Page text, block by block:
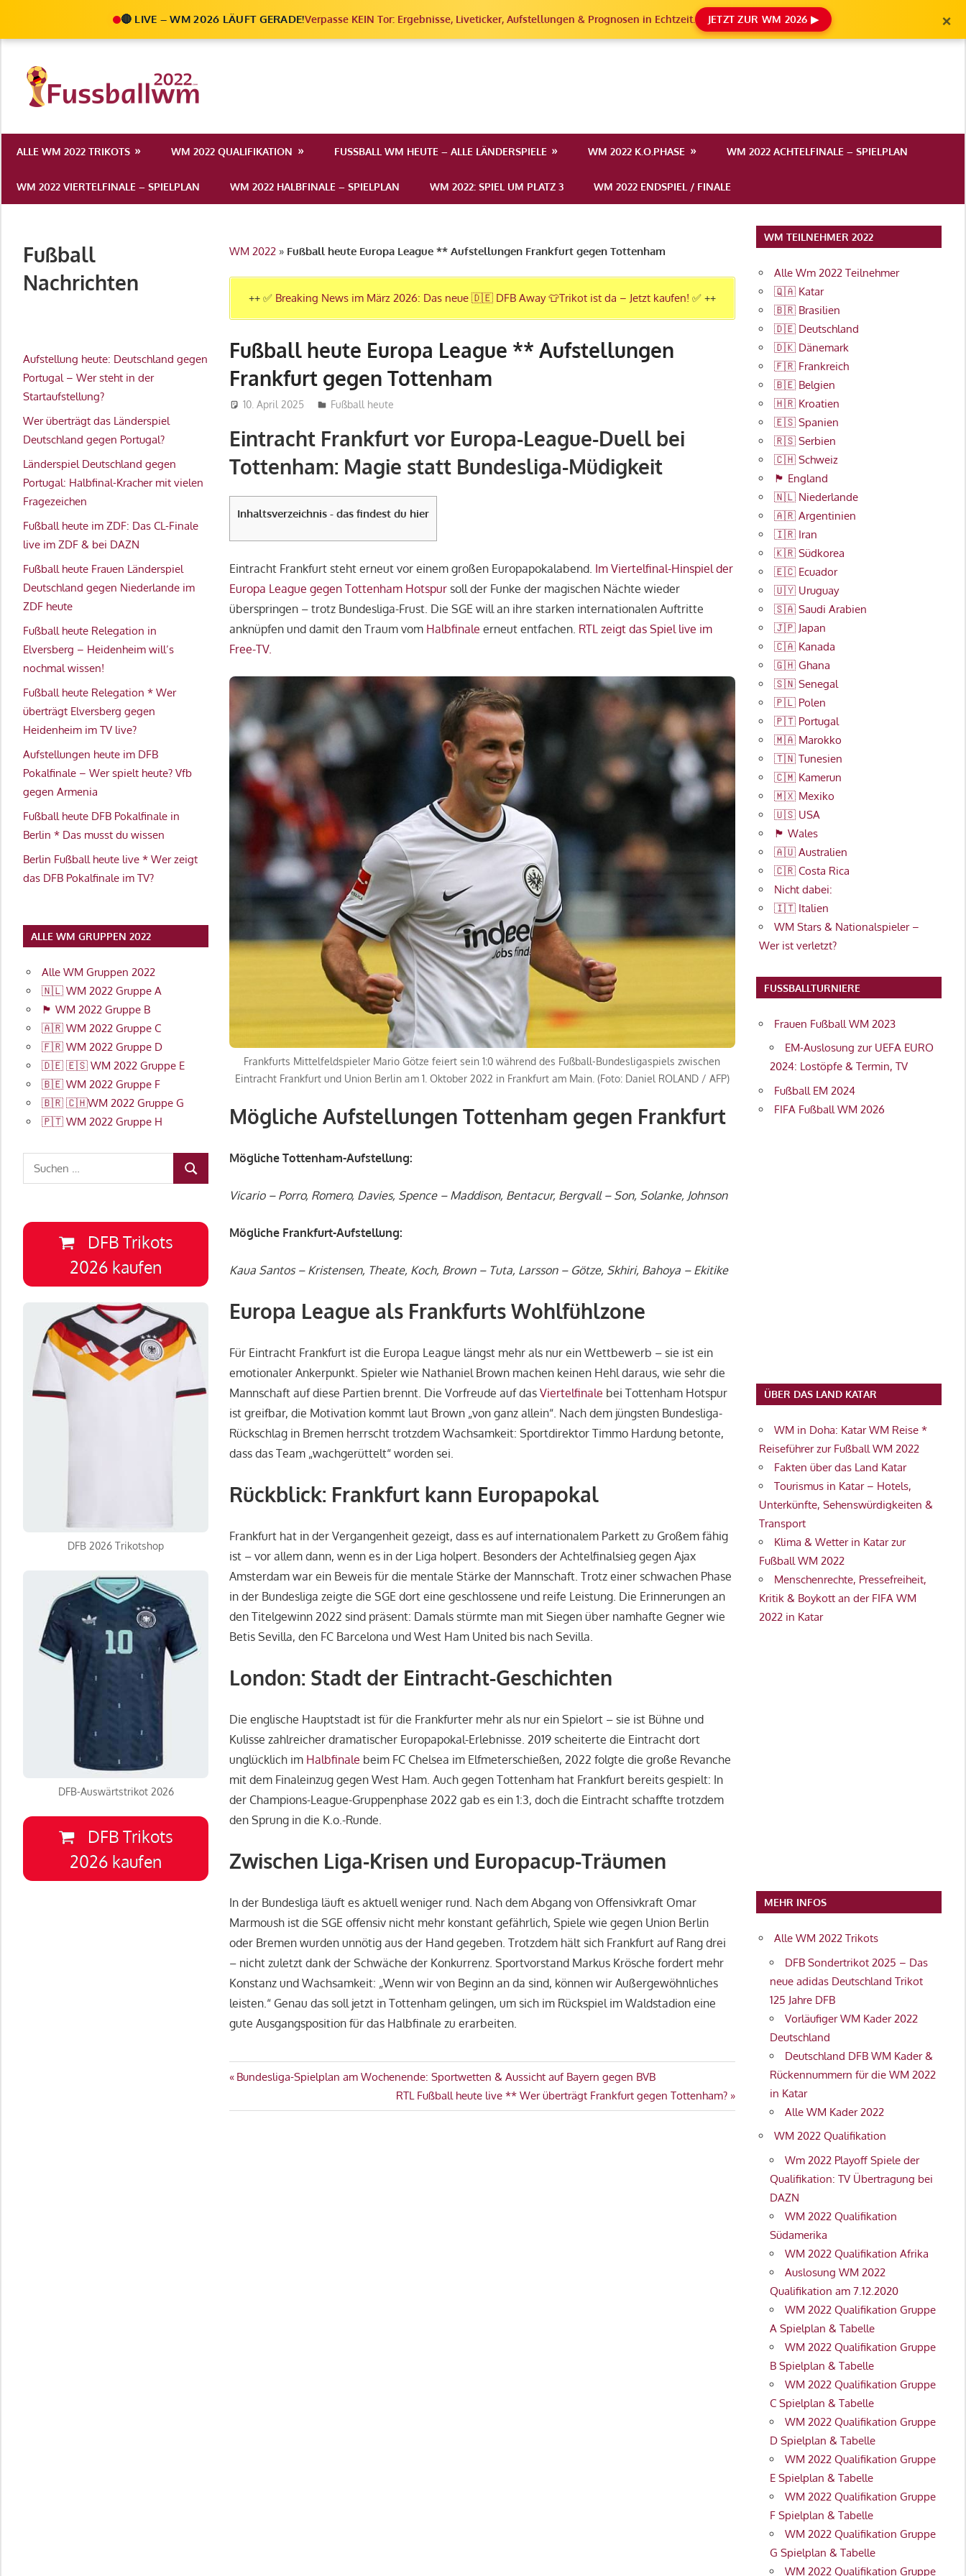
🔴 LIVE – WM 2026 LÄUFT GERADE!Verpasse KEIN Tor: Ergebnisse, Liveticker, Aufstellungen & Prognosen in Echtzeit. JETZT ZUR WM 2026 ▶ ×
springen
Weltmeisterschaft
zur
in
ALLE WM 2022 TRIKOTS WM 2022 QUALIFIKATION FUSSBALL WM HEUTE – ALLE LÄNDERSPIELE WM 2022 K.O.PHASE WM 2022 ACHTELFINALE – SPIELPLAN
WM 2022 VIERTELFINALE – SPIELPLAN WM 2022 HALBFINALE – SPIELPLAN WM 2022: SPIEL UM PLATZ 3 WM 2022 ENDSPIEL / FINALE
WM 2022 » Fußball heute Europa League ** Aufstellungen Frankfurt gegen Tottenham
++ ✅ Breaking News im März 2026: Das neue 🇩🇪 DFB Away 👕Trikot ist da – Jetzt kaufen! ✅ ++
Fußball heute Europa League ** Aufstellungen
Frankfurt gegen Tottenham
10. April 2025 admin_wm2022
Fußball heute
Eintracht Frankfurt vor Europa-League-Duell bei
Tottenham: Magie statt Bundesliga-Müdigkeit
Inhaltsverzeichnis - das findest du hier
Eintracht Frankfurt steht erneut vor einem großen Europapokalabend. Im Viertelfinal-Hinspiel der
Europa League gegen Tottenham Hotspur soll der Funke der magischen Nächte wieder
überspringen – trotz Bundesliga-Frust. Die SGE will an ihre starken internationalen Auftritte
anknüpfen und damit den Traum vom Halbfinale erneut entfachen. RTL zeigt das Spiel live im
Free-TV.
Frankfurts Mittelfeldspieler Mario Götze feiert sein 1:0 während des Fußball-Bundesligaspiels zwischen
Eintracht Frankfurt und Union Berlin am 1. Oktober 2022 in Frankfurt am Main. (Foto: Daniel ROLAND / AFP)
Mögliche Aufstellungen Tottenham gegen Frankfurt
Mögliche Tottenham-Aufstellung:
Vicario – Porro, Romero, Davies, Spence – Maddison, Bentacur, Bergvall – Son, Solanke, Johnson
Mögliche Frankfurt-Aufstellung:
Kaua Santos – Kristensen, Theate, Koch, Brown – Tuta, Larsson – Götze, Skhiri, Bahoya – Ekitike
Europa League als Frankfurts Wohlfühlzone
Für Eintracht Frankfurt ist die Europa League längst mehr als nur ein Wettbewerb – sie ist ein
emotionaler Ankerpunkt. Spieler wie Nathaniel Brown machen keinen Hehl daraus, wie sehr die
Mannschaft auf diese Partien brennt. Die Vorfreude auf dasViertelfinale bei Tottenham Hotspur
ist greifbar, die Motivation kommt laut Brown „von ganz allein“. Nach dem jüngsten Bundesliga-
Rückschlag in Bremen herrscht trotzdem Wachsamkeit: Sportdirektor Timmo Hardung betonte,
dass das Team „wachgerüttelt“ worden sei.
Rückblick: Frankfurt kann Europapokal
Frankfurt hat in der Vergangenheit gezeigt, dass es auf internationalem Parkett zu Großem fähig
ist – vor allem dann, wenn es in der Liga holpert. Besonders der Achtelfinalsieg gegen Ajax
Amsterdam war ein Beweis für die mentale Stärke der Mannschaft. Trotz einer schwachen Phase
in der Bundesliga zeigte die SGE dort eine geschlossene und reife Leistung. Die Erinnerungen an
den Titelgewinn 2022 sind präsent: Damals stürmte man mit Siegen über namhafte Gegner wie
Betis Sevilla, den FC Barcelona und West Ham United bis nach Sevilla.
London: Stadt der Eintracht-Geschichten
Die englische Hauptstadt ist für die Frankfurter mehr als nur ein Spielort – sie ist Bühne und
Kulisse zahlreicher dramatischer Europapokal-Erlebnisse. 2019 scheiterte die Eintracht dort
unglücklich im Halbfinale beim FC Chelsea im Elfmeterschießen, 2022 folgte die große Revanche
mit dem Finaleinzug gegen West Ham. Auch gegen Tottenham hat Frankfurt bereits gespielt: In
der Champions-League-Gruppenphase 2022 gab es ein 1:3, doch die Eintracht schaffte trotzdem
den Sprung in die K.o.-Runde.
Zwischen Liga-Krisen und Europacup-Träumen
In der Bundesliga läuft es aktuell weniger rund. Nach dem Abgang von Offensivkraft Omar
Marmoush ist die SGE offensiv nicht mehr konstant gefährlich, Spiele wie gegen Union Berlin
oder Bremen wurden unnötig aus der Hand gegeben. Trotzdem hält sich Frankfurt auf Rang drei
– nicht zuletzt dank der Schwäche der Konkurrenz. Sportvorstand Markus Krösche fordert mehr
Konstanz und Wachsamkeit: „Wenn wir von Beginn an da sind, können wir Außergewöhnliches
leisten.“ Genau das soll jetzt in Tottenham gelingen, um sich im Rückspiel im Waldstadion eine
gute Ausgangsposition für das Halbfinale zu erarbeiten.
Beitragsnavigation
Vorheriger
Bundesliga-Spielplan am Wochenende: Sportwetten & Aussicht auf Bayern gegen BVB
Nächster
Beitrag:
RTL Fußball heute live ** Wer überträgt Frankfurt gegen Tottenham?
Fußball
Nachrichten
Aufstellung heute: Deutschland gegen
Portugal – Wer steht in der
Startaufstellung?
Wer überträgt das Länderspiel
Deutschland gegen Portugal?
Länderspiel Deutschland gegen
Portugal: Halbfinal-Kracher mit vielen
Fragezeichen
Fußball heute im ZDF: Das CL-Finale
live im ZDF & bei DAZN
Fußball heute Frauen Länderspiel
Deutschland gegen Niederlande im
ZDF heute
Fußball heute Relegation in
Elversberg – Heidenheim will’s
nochmal wissen!
Fußball heute Relegation * Wer
überträgt Elversberg gegen
Heidenheim im TV live?
Aufstellungen heute im DFB
Pokalfinale – Wer spielt heute? Vfb
gegen Armenia
Fußball heute DFB Pokalfinale in
Berlin * Das musst du wissen
Berlin Fußball heute live * Wer zeigt
das DFB Pokalfinale im TV?
ALLE WM GRUPPEN 2022
Alle WM Gruppen 2022
🇳🇱 WM 2022 Gruppe A
🏴󠁧󠁢󠁥󠁮󠁧󠁿 WM 2022 Gruppe B
🇦🇷 WM 2022 Gruppe C
🇫🇷 WM 2022 Gruppe D
🇩🇪 🇪🇸 WM 2022 Gruppe E
🇧🇪 WM 2022 Gruppe F
🇧🇷 🇨🇭WM 2022 Gruppe G
🇵🇹 WM 2022 Gruppe H
Suchen
nach:
SUCHEN
DFB Trikots
2026 kaufen
DFB 2026 Trikotshop
DFB-Auswärtstrikot 2026
DFB Trikots
2026 kaufen
WM TEILNEHMER 2022
Alle Wm 2022 Teilnehmer
🇶🇦 Katar
🇧🇷 Brasilien
🇩🇪 Deutschland
🇩🇰 Dänemark
🇫🇷 Frankreich
🇧🇪 Belgien
🇭🇷 Kroatien
🇪🇸 Spanien
🇷🇸 Serbien
🇨🇭 Schweiz
🏴󠁧󠁢󠁥󠁮󠁧󠁿 England
🇳🇱 Niederlande
🇦🇷 Argentinien
🇮🇷 Iran
🇰🇷 Südkorea
🇪🇨 Ecuador
🇺🇾 Uruguay
🇸🇦 Saudi Arabien
🇯🇵 Japan
🇨🇦 Kanada
🇬🇭 Ghana
🇸🇳 Senegal
🇵🇱 Polen
🇵🇹 Portugal
🇲🇦 Marokko
🇹🇳 Tunesien
🇨🇲 Kamerun
🇲🇽 Mexiko
🇺🇸 USA
🏴󠁧󠁢󠁷󠁬󠁳󠁿 Wales
🇦🇺 Australien
🇨🇷 Costa Rica
Nicht dabei:
🇮🇹 Italien
WM Stars & Nationalspieler –
Wer ist verletzt?
FUSSBALLTURNIERE
Frauen Fußball WM 2023
EM-Auslosung zur UEFA EURO
2024: Lostöpfe & Termin, TV
Fußball EM 2024
FIFA Fußball WM 2026
ÜBER DAS LAND KATAR
WM in Doha: Katar WM Reise *
Reiseführer zur Fußball WM 2022
Fakten über das Land Katar
Tourismus in Katar – Hotels,
Unterkünfte, Sehenswürdigkeiten &
Transport
Klima & Wetter in Katar zur
Fußball WM 2022
Menschenrechte, Pressefreiheit,
Kritik & Boykott an der FIFA WM
2022 in Katar
MEHR INFOS
Alle WM 2022 Trikots
DFB Sondertrikot 2025 – Das
neue adidas Deutschland Trikot
125 Jahre DFB
Vorläufiger WM Kader 2022
Deutschland
Deutschland DFB WM Kader &
Rückennummern für die WM 2022
in Katar
Alle WM Kader 2022
WM 2022 Qualifikation
Wm 2022 Playoff Spiele der
Qualifikation: TV Übertragung bei
DAZN
WM 2022 Qualifikation
Südamerika
WM 2022 Qualifikation Afrika
Auslosung WM 2022
Qualifikation am 7.12.2020
WM 2022 Qualifikation Gruppe
A Spielplan & Tabelle
WM 2022 Qualifikation Gruppe
B Spielplan & Tabelle
WM 2022 Qualifikation Gruppe
C Spielplan & Tabelle
WM 2022 Qualifikation Gruppe
D Spielplan & Tabelle
WM 2022 Qualifikation Gruppe
E Spielplan & Tabelle
WM 2022 Qualifikation Gruppe
F Spielplan & Tabelle
WM 2022 Qualifikation Gruppe
G Spielplan & Tabelle
WM 2022 Qualifikation Gruppe